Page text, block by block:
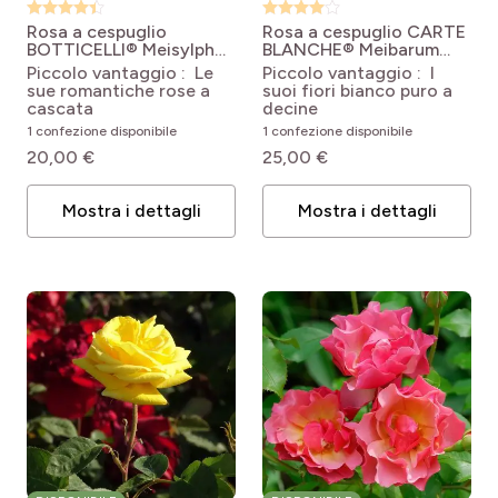
Siepe
Coprisuolo e scarpate (3)
Rosa a cespuglio
BOTTICELLI® Meisylpho
Rosa Botticelli®
'Meisylpho'
Piccolo vantaggio : Le
sue romantiche rose a
cascata
1 confezione disponibile
20,00 €
Mostra i dettagli
Rosa a cespuglio CARTE
BLANCHE® Meibarum
Rosa 'Meibarum' CARTE
BLANCHE®
Piccolo vantaggio : I
suoi fiori bianco puro a
decine
1 confezione disponibile
25,00 €
Mostra i dettagli